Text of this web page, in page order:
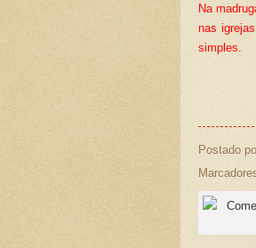
Na
nas
simples.
Postado